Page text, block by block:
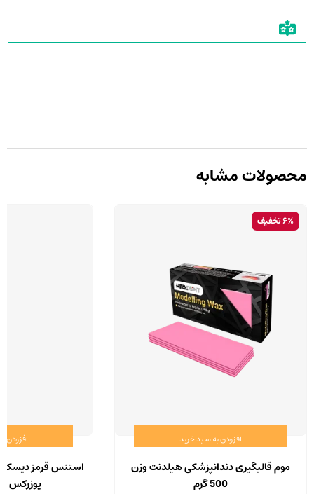
محصولات مشابه
6% تخفیف
افزودن به سبد خرید
موم قالبگیری دندانپزشکی هیلدنت وزن
500 گرم
افزودن
استنس قرمز دیسکی
یوزرکس بسته